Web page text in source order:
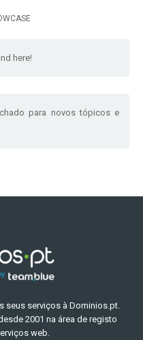
here!
para novos tópicos e
seus serviços à Dominios.pt.
2001 na área de registo
web.